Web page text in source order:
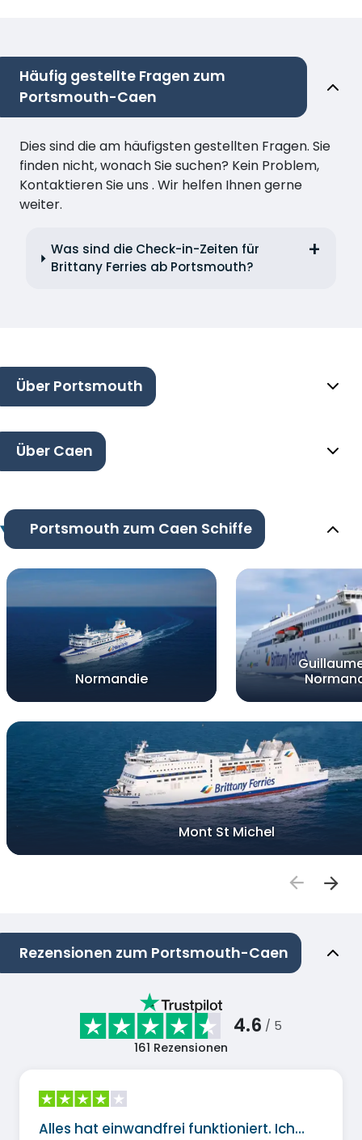
Häufig gestellte Fragen zum
Portsmouth-Caen
Dies sind die am häufigsten gestellten Fragen. Sie
finden nicht, wonach Sie suchen? Kein Problem,
Kontaktieren Sie uns . Wir helfen Ihnen gerne
weiter.
Was sind die Check-in-Zeiten für
Brittany Ferries ab Portsmouth?
Über Portsmouth
Über Caen
Portsmouth zum Caen Schiffe
Normandie
Mont St Michel
Rezensionen zum Portsmouth-Caen
4.6 / 5
161 Rezensionen
Alles hat einwandfrei funktioniert. Ich…